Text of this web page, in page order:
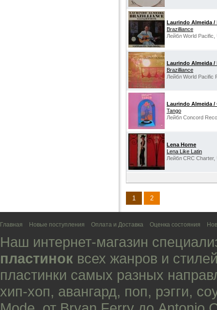
Laurindo Almeida /
Brazilliance
Лейбл World Pacific,
Laurindo Almeida /
Brazilliance
Лейбл World Pacific
Laurindo Almeida /
Tango
Лейбл Concord
Lena Horne
Lena Like Latin
Лейбл CRC Charter,
1 2
Главная Новые поступления Оплата и Доставка Оценка состояния
Наш интернет-магазин
пластинок всех жанров и
пластинки самых разных
хип-хоп, авангард, поп, рэгги,